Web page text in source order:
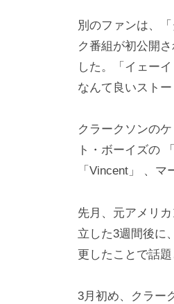
別のファンは、
ク番組が初公開
した。「イェー
なんて良いスト
クラークソンの
ト・ボーイズの
「Vincent」 、
先月、元アメリ
立した3週間後に
更したことで話題
3月初め、クラー